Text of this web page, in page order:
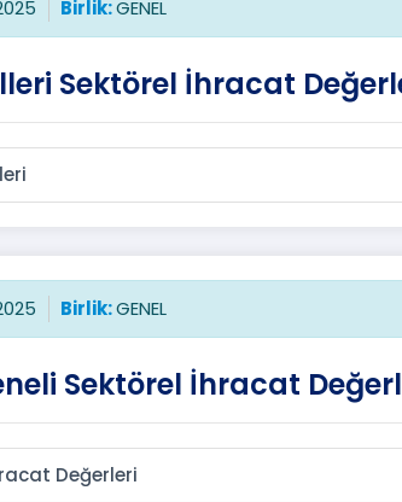
Birlik:GENEL
Sektörel İhracat
Birlik:GENEL
Sektörel İhracat
Değerleri